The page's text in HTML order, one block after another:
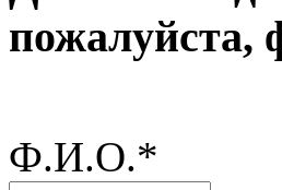
пожалуйста,
Ф.И.О.*